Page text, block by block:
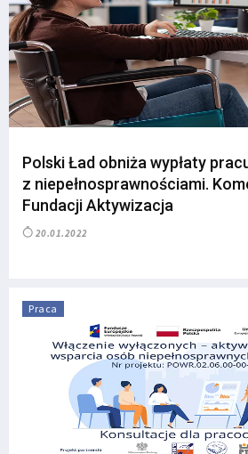
Polski Ład obniża wypłaty
z niepełnosprawnościami.
Fundacji Aktywizacja
20.01.2022
Praca